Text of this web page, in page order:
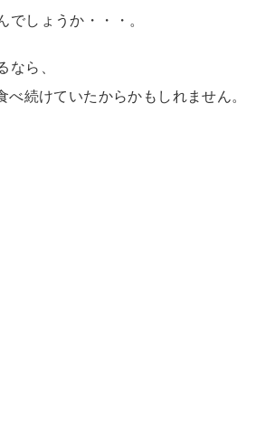
でしょうか・・・。
なら、
べ続けていたからかもしれません。